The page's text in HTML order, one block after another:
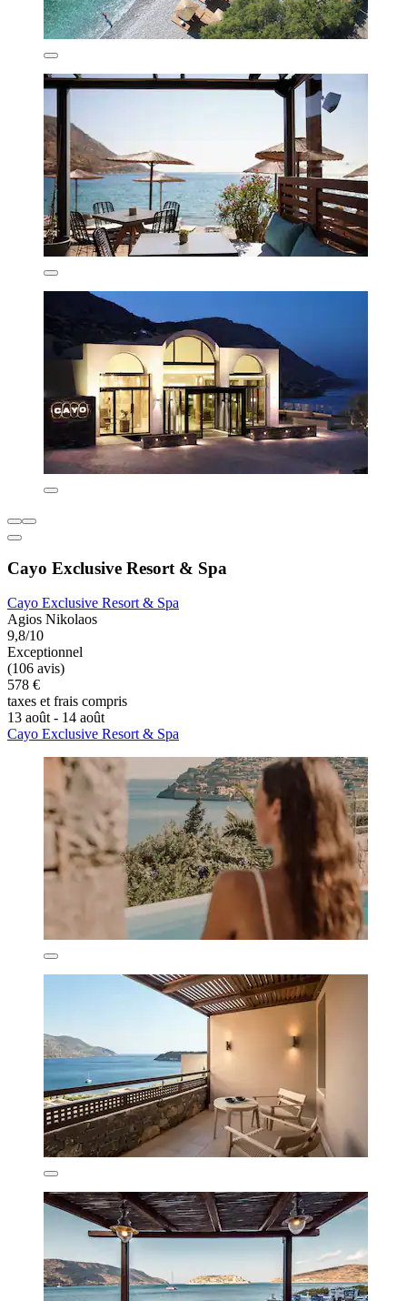
Cayo Exclusive Resort & Spa
Cayo Exclusive Resort & Spa
Agios Nikolaos
9,8/10
Exceptionnel
(106 avis)
578 €
taxes et frais compris
13 août - 14 août
Cayo Exclusive Resort & Spa